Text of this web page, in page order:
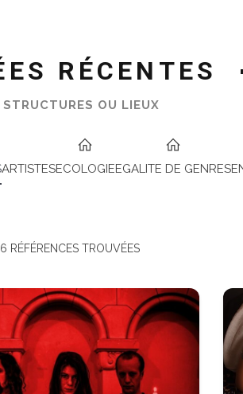
RÉCENTES
OU LIEUX
ARTISTESECOLOGIEEGALITE DE GENRES
6 RÉFÉRENCES TROUVÉES